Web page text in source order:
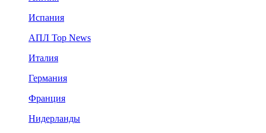
Испания
АПЛ Top News
Италия
Германия
Франция
Нидерланды